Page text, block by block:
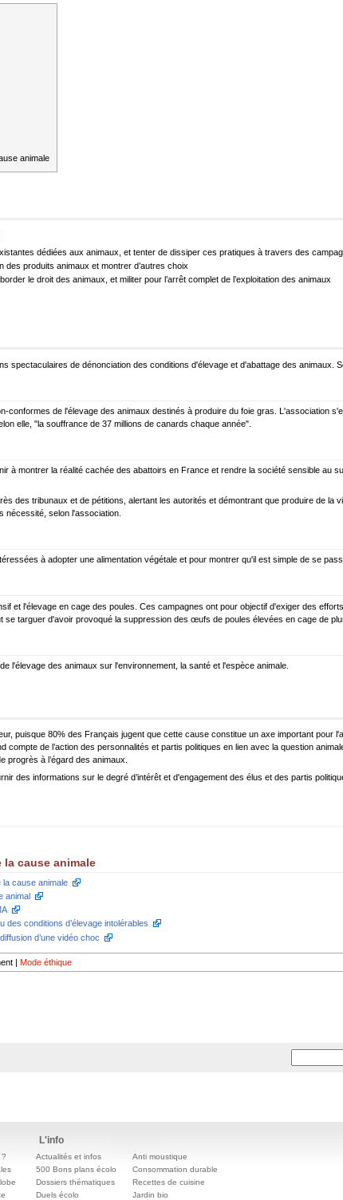
animale
dédiées aux animaux, et tenter de dissiper ces pratiques à travers des
produits animaux et montrer d’autres choix
le droit des animaux, et militer pour l’arrêt complet de l’exploitation des animaux
spectaculaires de dénonciation des conditions d'élevage et d'abattage des animaux.
conformes de l'élevage des animaux destinés à produire du foie gras. L'association
elle, "la souffrance de 37 millions de canards chaque année".
à montrer la réalité cachée des abattoirs en France et rendre la société sensible au
des tribunaux et de pétitions, alertant les autorités et démontrant que produire de la
nécessité, selon l'association.
à adopter une alimentation végétale et pour montrer qu'il est simple de se
et l'élevage en cage des poules. Ces campagnes ont pour objectif d'exiger des
se targuer d'avoir provoqué la suppression des œufs de poules élevées en cage de
l'élevage des animaux sur l'environnement, la santé et l'espèce animale.
puisque 80% des Français jugent que cette cause constitue un axe important pour
compte de l’action des personnalités et partis politiques en lien avec la question
progrès à l’égard des animaux.
des informations sur le degré d’intérêt et d'engagement des élus et des partis
cause animale
la cause animale
animal
des conditions d’élevage intolérables
d’une vidéo choc
| Mode éthique
?
L'info
Actualités et infos
500 Bons plans écolo
Dossiers thématiques
Duels écolo
Anti moustique
Consommation durable
Recettes de cuisine
Jardin bio